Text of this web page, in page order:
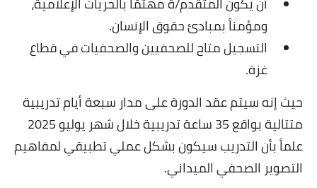
ومؤمناً بمبادئ حقوق الإنسان.
التسجيل متاح للصحفيين والصحفيات في قطاع
غزة.
حيث إنه سيتم عقد الدورة على مدار سبعة أيام تدريبية
متتالية بواقع 35 ساعة تدريبية خلال شهر يوليو 2025
علماً بأن التدريب سيكون بشكل عملي تطبيقي لمفاهيم
التصوير الصحفي الميداني.